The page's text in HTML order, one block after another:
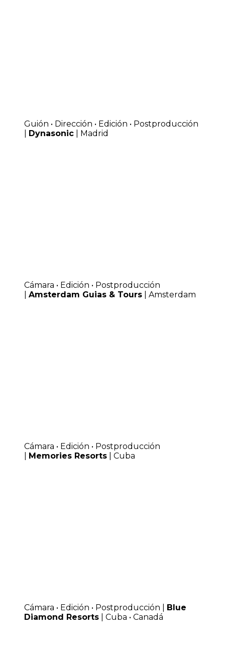
Guión • Dirección • Edición • Postproducción
Dynasonic | Madrid
Cámara • Edición • Postproducción
Amsterdam Guias & Tours | Amsterdam
Cámara • Edición • Postproducción
Memories Resorts | Cuba
Cámara • Edición • Postproducción | Blue
Diamond Resorts | Cuba • Canadá